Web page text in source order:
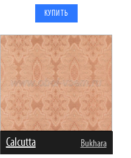
Calcutta Bukhara